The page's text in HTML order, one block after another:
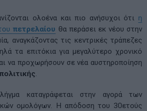
ολοένα και πιο ανήσυχοι ότι η
πετρελαίου θα περάσει εκ νέου στην
αναγκάζοντας τις κεντρικές τράπεζες
τα επιτόκια για μεγαλύτερο χρονικό
να προχωρήσουν σε νέα αυστηροποίηση
.
καταγράφεται στην αγορά των
ομολόγων. Η απόδοση του 30ετούς